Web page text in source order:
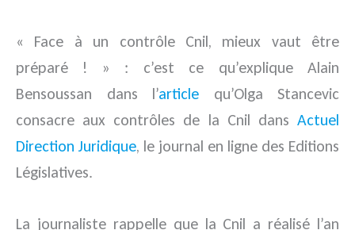
« Face à un contrôle Cnil, mieux vaut être
préparé ! » : c’est ce qu’explique Alain
Bensoussan dans l’article qu’Olga Stancevic
consacre aux contrôles de la Cnil dans Actuel
Direction Juridique, le journal en ligne des Editions
Législatives.
La journaliste rappelle que la Cnil a réalisé l’an